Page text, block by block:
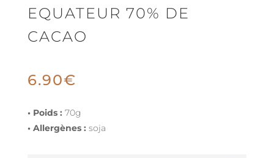
EQUATEUR 70% DE
CACAO
6.90€
• Poids : 70g
• Allergènes : soja